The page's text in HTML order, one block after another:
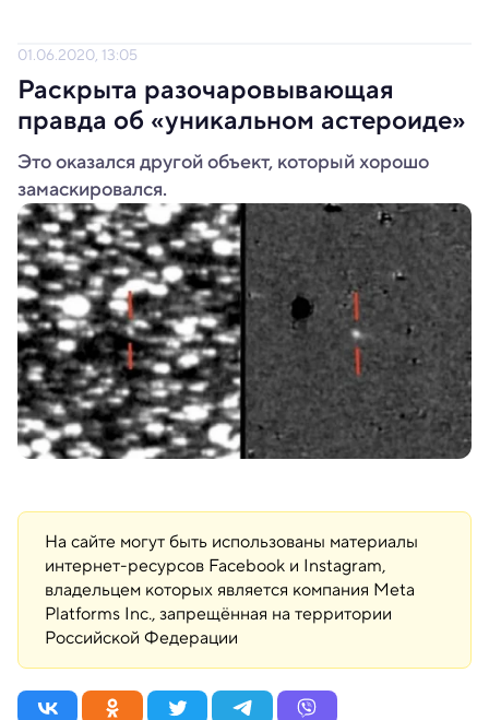
01.06.2020, 13:05
Раскрыта разочаровывающая
правда об «уникальном астероиде»
Это оказался другой объект, который хорошо
замаскировался.
На сайте могут быть использованы материалы
интернет-ресурсов Facebook и Instagram,
владельцем которых является компания Meta
Platforms Inc., запрещённая на территории
Российской Федерации